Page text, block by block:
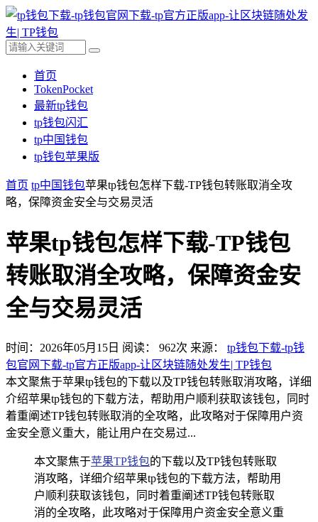
首页
TokenPocket
最新tp钱包
tp钱包闪汇
tp中国钱包
tp钱包苹果版
首页 tp中国钱包苹果tp钱包怎样下载-TP钱包转账取消全攻
略，保障资金安全与交易灵活
苹果tp钱包怎样下载-TP钱包
转账取消全攻略，保障资金安
全与交易灵活
时间：2026年05月15日 阅读： 962次 来源： tp钱包下载-tp钱
包官网下载-tp官方正版app-让区块链随处发生| TP钱包
本文聚焦于苹果tp钱包的下载以及TP钱包转账取消攻略，详细
介绍苹果tp钱包的下载方法，帮助用户顺利获取该钱包，同时
着重阐述TP钱包转账取消的全攻略，此攻略对于保障用户资
金安全意义重大，能让用户在交易过...
本文聚焦于苹果TP钱包的下载以及TP钱包转账取
消攻略，详细介绍苹果tp钱包的下载方法，帮助用
户顺利获取该钱包，同时着重阐述TP钱包转账取
消的全攻略，此攻略对于保障用户资金安全意义重